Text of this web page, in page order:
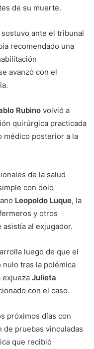
de su muerte.
ante el tribunal
recomendado una
avanzó con el
Rubino volvió a
quirúrgica practicada
médico posterior a la
de la salud
con dolo
Leopoldo Luque, la
y otros
al exjugador.
luego de que el
tras la polémica
exjueza Julieta
con el caso.
próximos días con
pruebas vinculadas
que recibió